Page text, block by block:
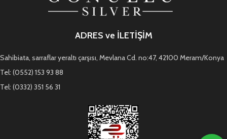
ADRES ve İLETİŞİM
Sahibiata, sarraflar yeraltı çarşısı, Mevlana Cd. no:47, 42100 Meram/Konya
Tel: (0552) 153 93 88
Tel: (0332) 351 56 31